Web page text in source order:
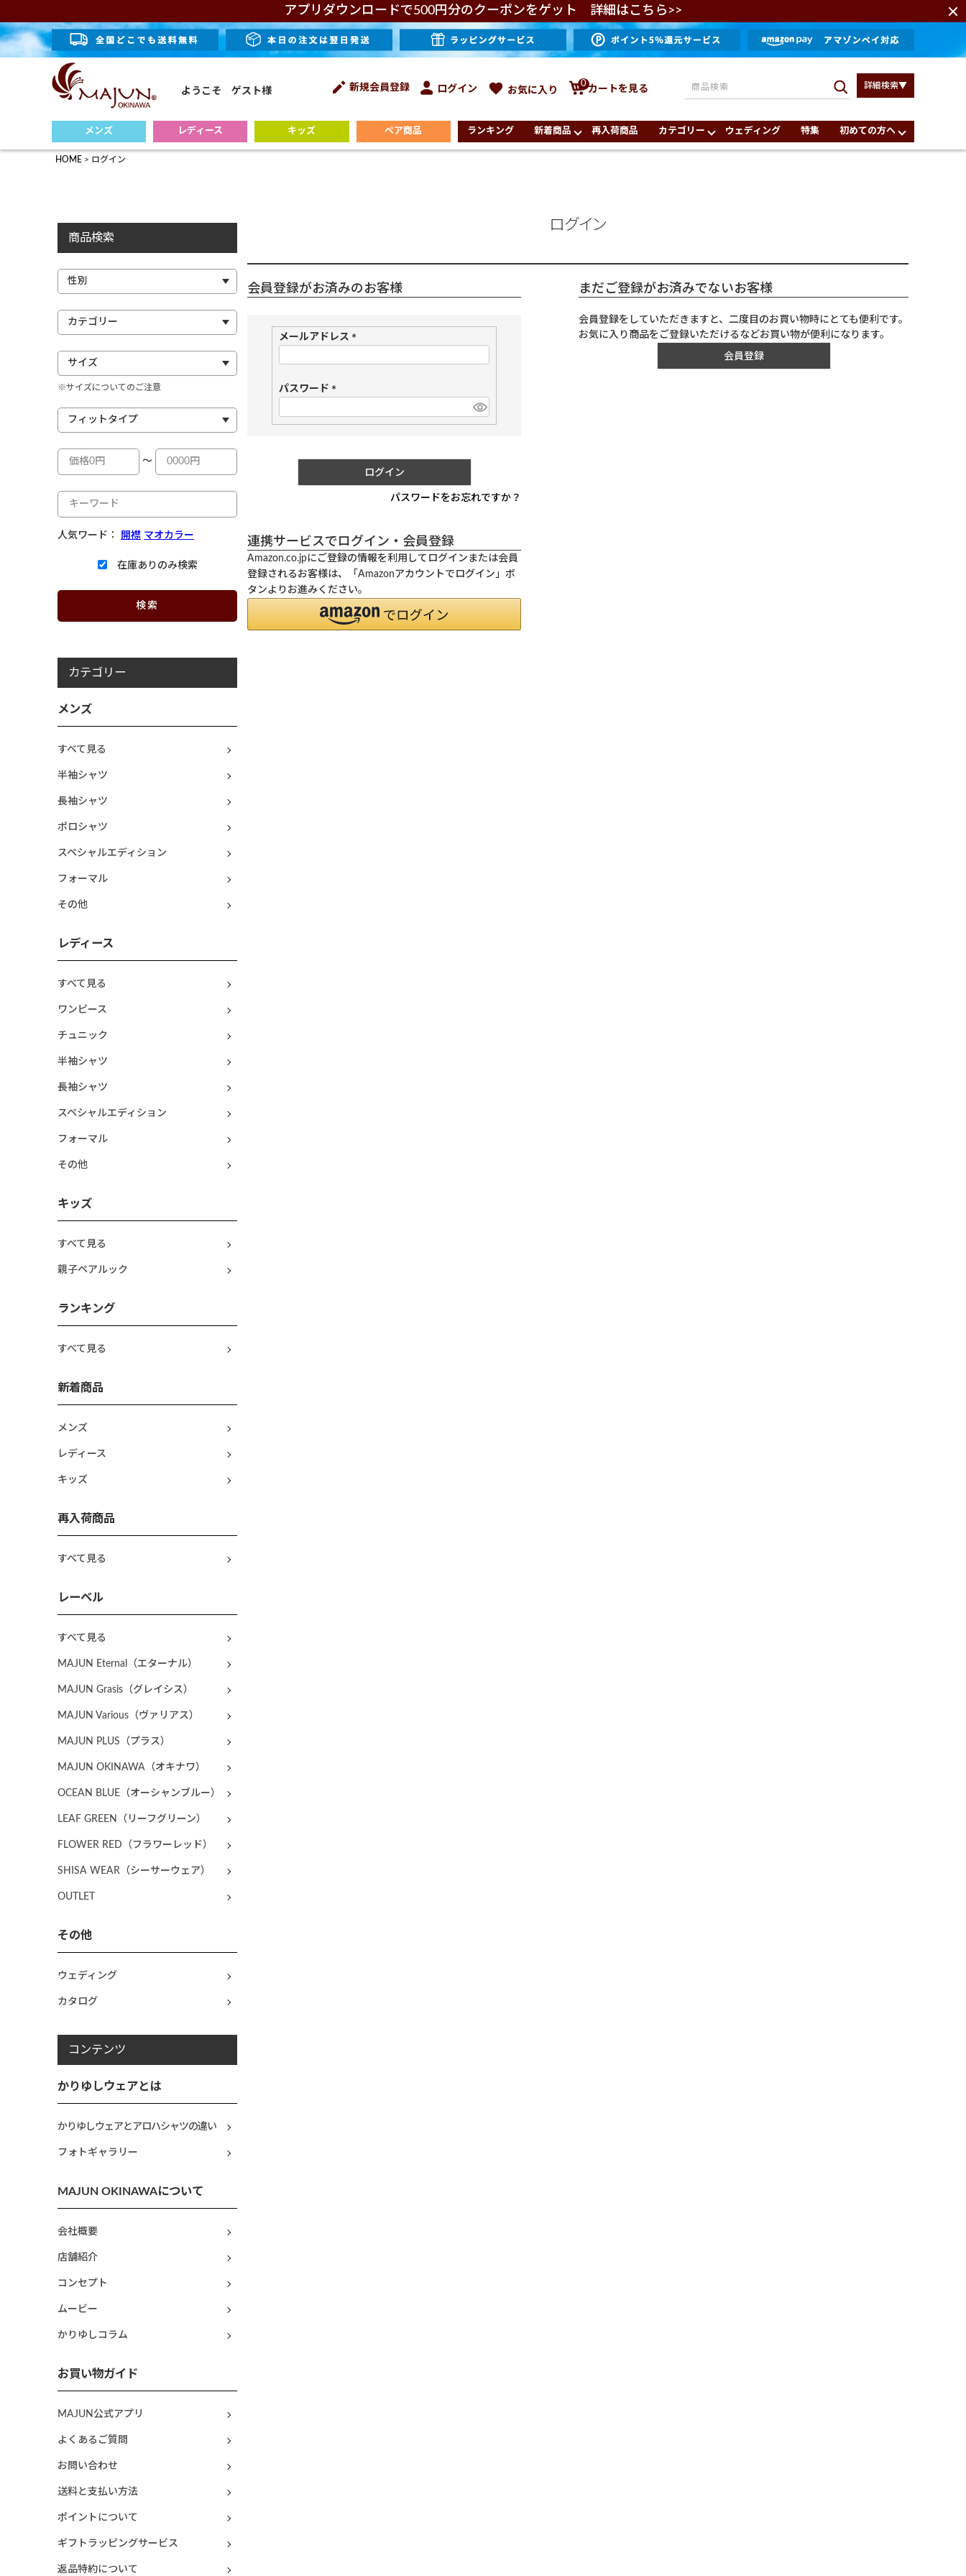
アプリダウンロードで500円分のクーポンをゲット 詳細はこちら>>
ようこそ ゲスト様 新規会員登録 ログイン お気に入り
0
カートを見る 詳細検索▼
メンズ レディース キッズ ペア商品 ランキング 新着商品 再入荷商品 カテゴリー ウェディング 特集 初めての方へ
HOME ログイン
商品検索
※サイズについてのご注意
～
人気ワード： 開襟 マオカラー
在庫ありのみ検索
カテゴリー
メンズ
すべて見る
半袖シャツ
長袖シャツ
ポロシャツ
スペシャルエディション
フォーマル
その他
レディース
すべて見る
ワンピース
チュニック
半袖シャツ
長袖シャツ
スペシャルエディション
フォーマル
その他
キッズ
すべて見る
親子ペアルック
ランキング
すべて見る
新着商品
メンズ
レディース
キッズ
再入荷商品
すべて見る
レーベル
すべて見る
MAJUN Eternal（エターナル）
MAJUN Grasis（グレイシス）
MAJUN Various（ヴァリアス）
MAJUN PLUS（プラス）
MAJUN OKINAWA（オキナワ）
OCEAN BLUE（オーシャンブルー）
LEAF GREEN（リーフグリーン）
FLOWER RED（フラワーレッド）
SHISA WEAR（シーサーウェア）
OUTLET
その他
ウェディング
カタログ
コンテンツ
かりゆしウェアとは
かりゆしウェアとアロハシャツの違い
フォトギャラリー
MAJUN OKINAWAについて
会社概要
店舗紹介
コンセプト
ムービー
かりゆしコラム
お買い物ガイド
MAJUN公式アプリ
よくあるご質問
お問い合わせ
送料と支払い方法
ポイントについて
ギフトラッピングサービス
返品特約について
ログイン
会員登録がお済みのお客様
メールアドレス
)
パスワード
必
ログイン
パスワードをお忘れですか？
連携サービスでログイン・会員登録
Amazon.co.jpにご登録の情報を利用してログインまたは会員
登録されるお客様は、「Amazonアカウントでログイン」ボ
タンよりお進みください。
まだご登録がお済みでないお客様
会員登録をしていただきますと、二度目のお買い物時にとても便利です。
お気に入り商品をご登録いただけるなどお買い物が便利になります。
会員登録